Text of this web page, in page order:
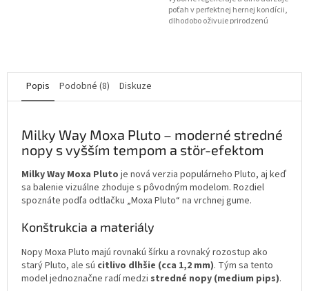
poťah v perfektnej hernej kondícii,
dlhodobo oživuje prirodzenú
Popis Podobné (8) Diskuze
Milky Way Moxa Pluto – moderné stredné
nopy s vyšším tempom a stör-efektom
Milky Way Moxa Pluto je nová verzia populárneho Pluto, aj keď
sa balenie vizuálne zhoduje s pôvodným modelom. Rozdiel
spoznáte podľa odtlačku „Moxa Pluto“ na vrchnej gume.
Konštrukcia a materiály
Nopy Moxa Pluto majú rovnakú šírku a rovnaký rozostup ako
starý Pluto, ale sú citlivo dlhšie (cca 1,2 mm). Tým sa tento
model jednoznačne radí medzi stredné nopy (medium pips).